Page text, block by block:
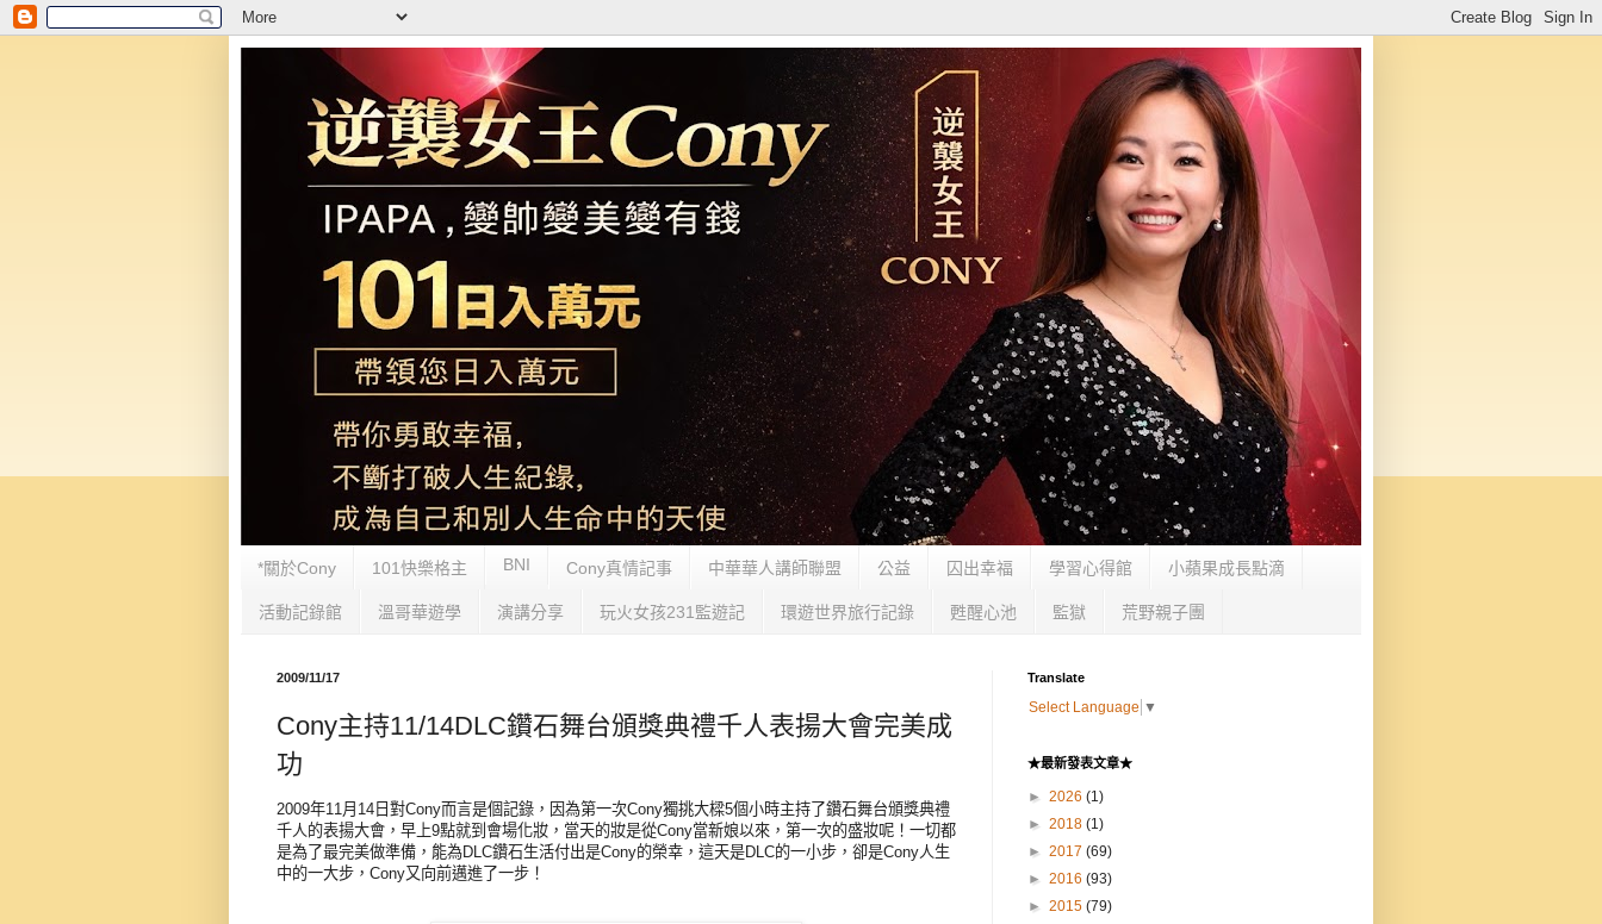
*關於Cony 101快樂格主 BNI Cony真情記事 中華華人講師聯盟 公益 囚出幸福 學習心得館 小蘋果成長點滴
活動記錄館 溫哥華遊學 演講分享 玩火女孩231監遊記 環遊世界旅行記錄 甦醒心池 監獄 荒野親子團
2009/11/17
Cony主持11/14DLC鑽石舞台頒獎典禮千人表揚大會完美成
功
2009年11月14日對Cony而言是個記錄，因為第一次Cony獨挑大樑5個小時主持了鑽石舞台頒獎典禮
千人的表揚大會，早上9點就到會場化妝，當天的妝是從Cony當新娘以來，第一次的盛妝呢！一切都
是為了最完美做準備，能為DLC鑽石生活付出是Cony的榮幸，這天是DLC的一小步，卻是Cony人生
中的一大步，Cony又向前邁進了一步！
Translate
Select Language ▼
★最新發表文章★
► 2026 (1)
► 2018 (1)
► 2017 (69)
► 2016 (93)
► 2015 (79)